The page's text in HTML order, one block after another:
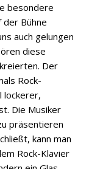
besondere
der Bühne
auch gelungen
diese
Der
Rock-
lockerer,
Die Musiker
präsentieren
kann man
Rock-Klavier